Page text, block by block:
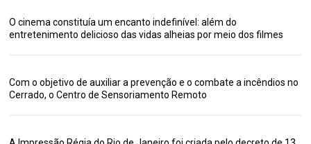
O cinema constituía um encanto indefinível: além do
entretenimento delicioso das vidas alheias por meio dos filmes
Com o objetivo de auxiliar a prevenção e o combate a incêndios no
Cerrado, o Centro de Sensoriamento Remoto